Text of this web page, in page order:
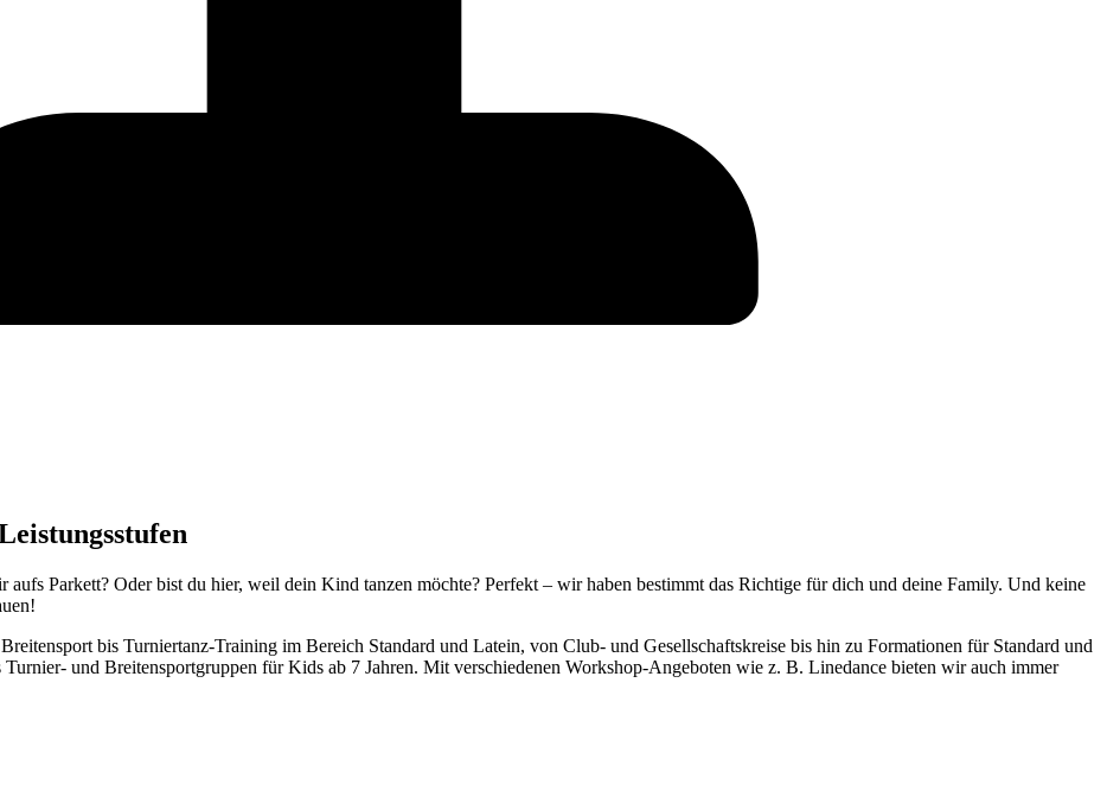
aufs Parkett? Oder bist du hier, weil dein Kind tanzen möchte? Perfekt – wir haben bestimmt das Richtige für dich und deine Family. Und keine
bis Turniertanz-Training im Bereich Standard und Latein, von Club- und Gesellschaftskreise bis hin zu Formationen für Standard und
und Breitensportgruppen für Kids ab 7 Jahren. Mit verschiedenen Workshop-Angeboten wie z. B. Linedance bieten wir auch immer